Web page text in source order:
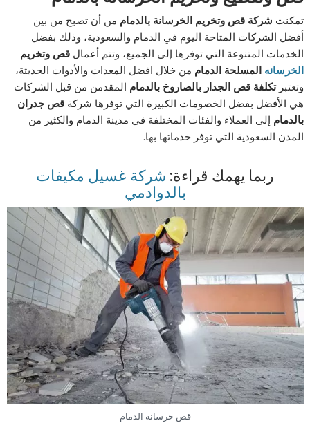
تمكنت شركة قص وتخريم الخرسانة بالدمام من أن تصبح من بين
أفضل الشركات المتاحة اليوم في الدمام والسعودية، وذلك بفضل
الخدمات المتنوعة التي توفرها إلى الجميع، وتتم أعمالقص وتخريم
الخرسانهالمسلحة الدمام من خلال افضل المعدات والأدوات الحديثة،
وتعتبرتكلفة قص الجدار بالصاروخ بالدمام المقدمن من قبل الشركات
هي الأفضل بفضل الخصومات الكبيرة التي توفرها شركةقص جدران
بالدمام إلى العملاء والفئات المختلفة في مدينة الدمام والكثير من
المدن السعودية التي توفر خدماتها بها.
ربما يهمك قراءة: شركة غسيل مكيفات
بالدوادمي
قص خرسانة الدمام